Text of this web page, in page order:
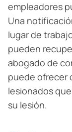
empleadores
Una
lugar de
pueden
abogado de
puede ofrecer
lesionados
su lesión.